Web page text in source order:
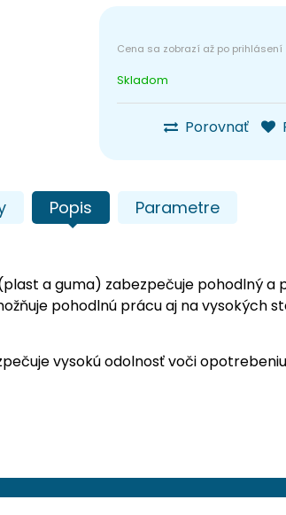
Skladom
Porovnať
Popis Parametre
a guma) zabezpečuje pohodlný a
pohodlnú prácu aj na
vysokú odolnosť voči